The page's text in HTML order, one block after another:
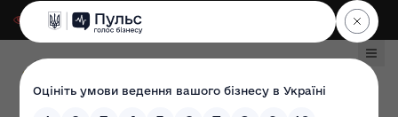
Для слабозорих|